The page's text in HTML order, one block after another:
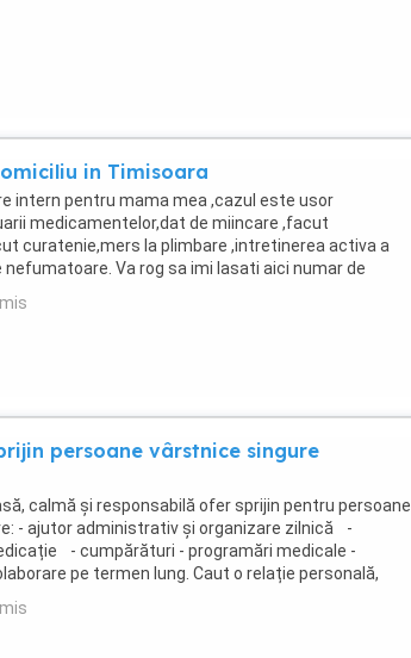
in Timisoara
intern pentru mama mea ,cazul este usor
medicamentelor,dat de miincare ,facut
curatenie,mers la plimbare ,intretinerea activa a
nefumatoare. Va rog sa imi lasati aici numar de
unde ati mai lucrat ...
persoane vârstnice singure
calmă și responsabilă ofer sprijin pentru persoane
- ajutor administrativ și organizare zilnică -
- cumpărături - programări medicale -
pe termen lung. Caut o relație personală,
lung, bazată pe ...